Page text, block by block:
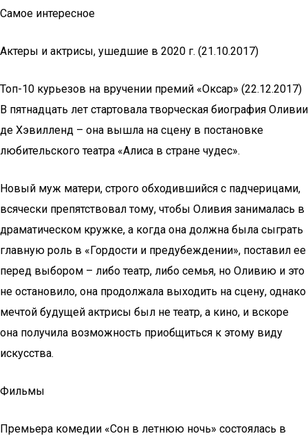
Самое интересное
Актеры и актрисы, ушедшие в 2020 г. (21.10.2017)
Топ-10 курьезов на вручении премий «Оксар» (22.12.2017)
В пятнадцать лет стартовала творческая биография Оливии
де Хэвилленд – она вышла на сцену в постановке
любительского театра «Алиса в стране чудес».
Новый муж матери, строго обходившийся с падчерицами,
всячески препятствовал тому, чтобы Оливия занималась в
драматическом кружке, а когда она должна была сыграть
главную роль в «Гордости и предубеждении», поставил ее
перед выбором – либо театр, либо семья, но Оливию и это
не остановило, она продолжала выходить на сцену, однако
мечтой будущей актрисы был не театр, а кино, и вскоре
она получила возможность приобщиться к этому виду
искусства.
Фильмы
Премьера комедии «Сон в летнюю ночь» состоялась в